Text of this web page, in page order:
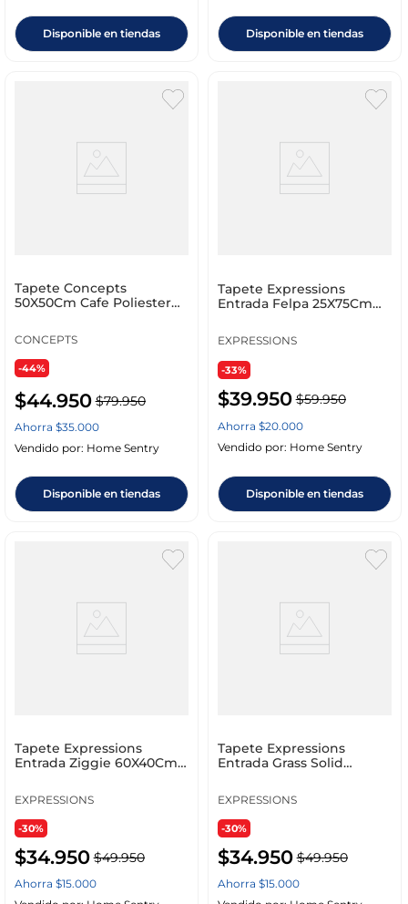
Disponible en tiendas Disponible en tiendas
Tapete Concepts
50X50Cm Cafe Poliester
CONCEPTS
-44%
$44.950 $79.950
Ahorra $35.000
Vendido por: Home Sentry
Disponible en tiendas
Tapete Expressions
Entrada Felpa 25X75Cm
EXPRESSIONS
-33%
$39.950 $59.950
Ahorra $20.000
Vendido por: Home Sentry
Disponible en tiendas
Tapete Expressions
Entrada Ziggie 60X40Cm
EXPRESSIONS
-30%
$34.950 $49.950
Ahorra $15.000
Tapete Expressions
Entrada Grass Solid
Polipr
EXPRESSIONS
-30%
$34.950 $49.950
Ahorra $15.000